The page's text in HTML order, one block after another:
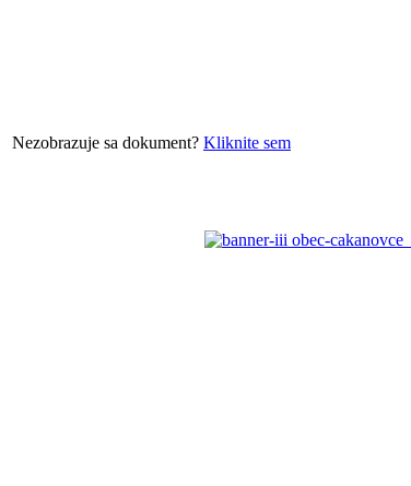
Nezobrazuje sa dokument? Kliknite sem